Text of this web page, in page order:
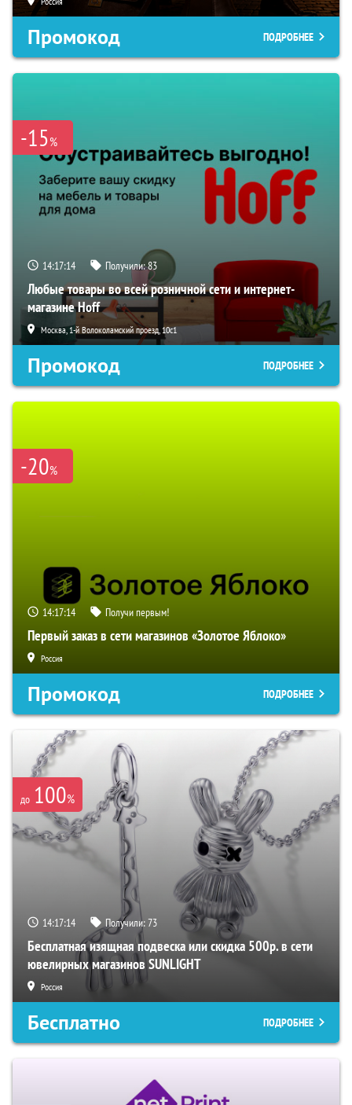
Промокод ПОДРОБНЕЕ
-15%
14:17:13 Получили:83
Любые товары во всей розничной сети и интернет-
магазине Hoff
Москва, 1-й Волоколамский проезд, 10с1
Промокод ПОДРОБНЕЕ
-20%
14:17:13 Получи первым!
Первый заказ в сети магазинов «Золотое Яблоко»
Россия
Промокод ПОДРОБНЕЕ
до 100%
14:17:13 Получили:73
Бесплатная изящная подвеска или скидка 500р. в сети
ювелирных магазинов SUNLIGHT
Россия
Бесплатно ПОДРОБНЕЕ